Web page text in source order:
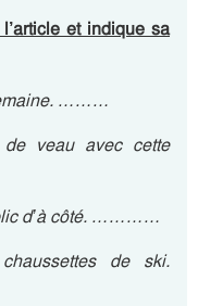
et indique sa
………
de veau avec cette
d’à côté. …………
de ski.